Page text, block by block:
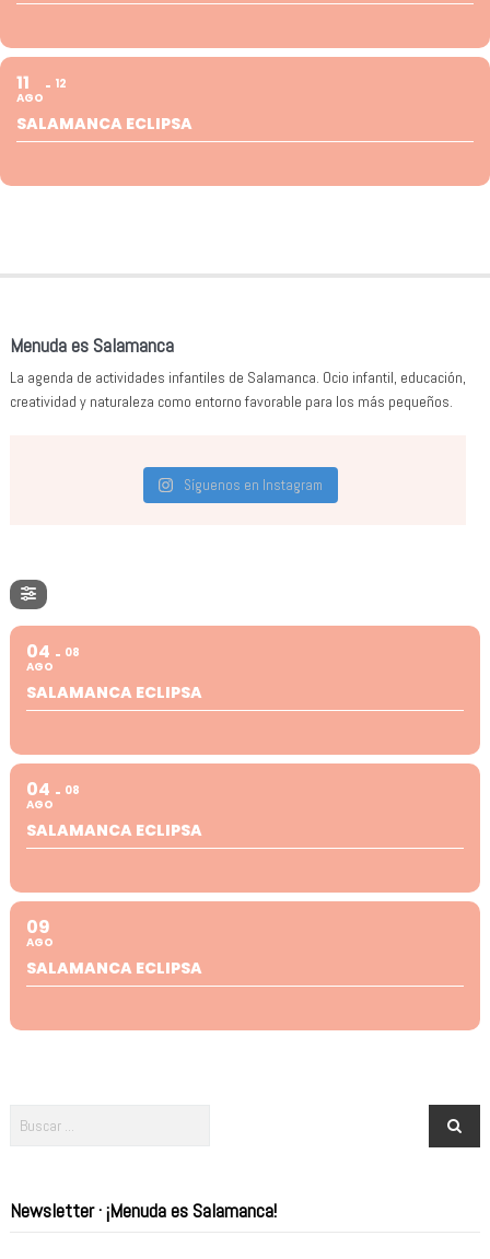
11
AGO
12
SALAMANCA ECLIPSA
Menuda es Salamanca
La agenda de actividades infantiles de Salamanca. Ocio infantil, educación,
creatividad y naturaleza como entorno favorable para los más pequeños.
Síguenos en Instagram
04
AGO
08
SALAMANCA ECLIPSA
04
AGO
08
SALAMANCA ECLIPSA
09
AGO
SALAMANCA ECLIPSA
Newsletter · ¡Menuda es Salamanca!